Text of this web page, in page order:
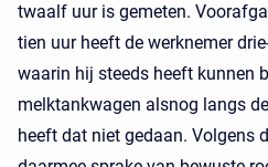
twaalf uur is gemeten.
tien uur heeft de werknemer
waarin hij steeds heeft kunnen
melktankwagen alsnog langs
heeft dat niet gedaan. Volgens